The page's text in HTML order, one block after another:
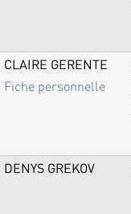
CLAIRE GERENTE
Fiche personnelle
DENYS GREKOV